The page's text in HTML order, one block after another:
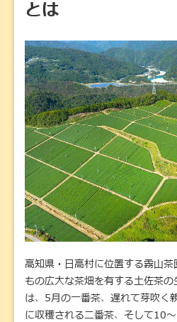
とは
高知県・日高村に位置する霧山
もの広大な茶畑を有する土佐茶
は、5月の一番茶、遅れて芽吹く
に収穫される二番茶、そして10